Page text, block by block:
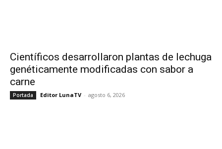
Científicos desarrollaron plantas de lechuga
genéticamente modificadas con sabor a
carne
Portada Editor LunaTV - agosto 6, 2026